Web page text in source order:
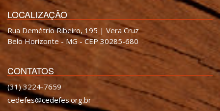
LOCALIZAÇÃO
Rua Demétrio Ribeiro, 195 | Vera Cruz
Belo Horizonte - MG - CEP 30285-680
CONTATOS
(31) 3224-7659
cedefes@cedefes.org.br